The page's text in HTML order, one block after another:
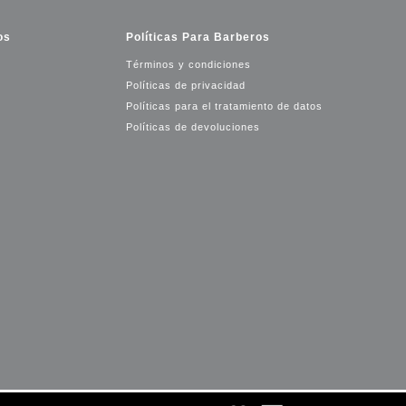
Políticas Para Barberos
Términos y condiciones
Políticas de privacidad
Políticas para el tratamiento de datos
Políticas de devoluciones